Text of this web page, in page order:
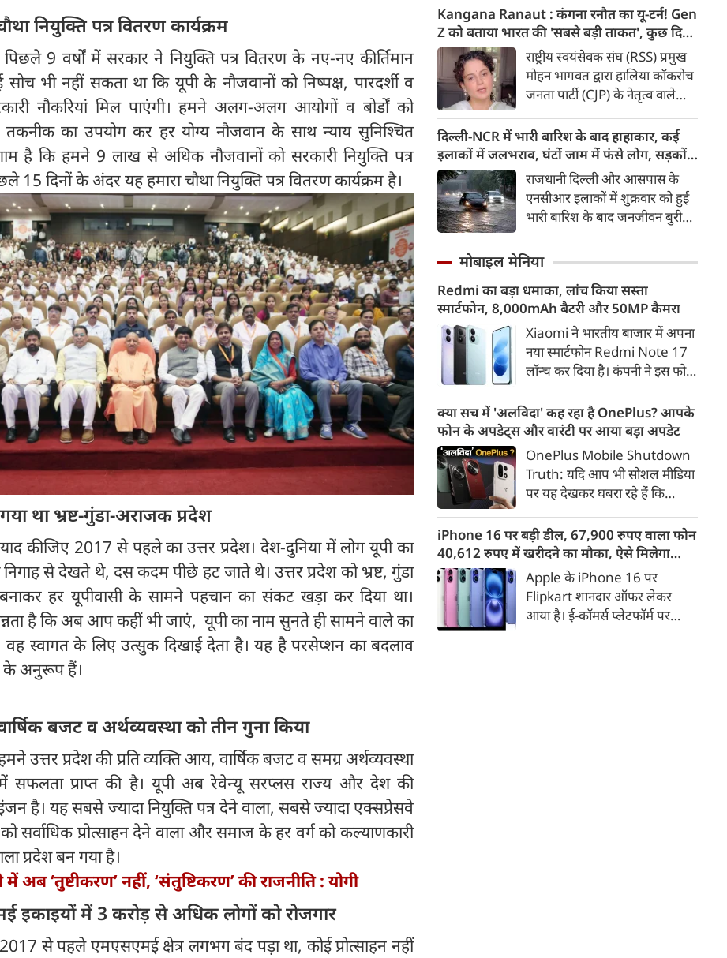
नियुक्ति पत्र वितरण कार्यक्रम
9 वर्षों में सरकार ने नियुक्ति पत्र वितरण के नए-नए कीर्तिमान
सोच भी नहीं सकता था कि यूपी के नौजवानों को निष्पक्ष, पारदर्शी व
नौकरियां मिल पाएंगी। हमने अलग-अलग आयोगों व बोर्डों को
का उपयोग कर हर योग्य नौजवान के साथ न्याय सुनिश्चित
है कि हमने 9 लाख से अधिक नौजवानों को सरकारी नियुक्ति पत्र
15 दिनों के अंदर यह हमारा चौथा नियुक्ति पत्र वितरण कार्यक्रम है।
था भ्रष्ट-गुंडा-अराजक प्रदेश
कीजिए 2017 से पहले का उत्तर प्रदेश। देश-दुनिया में लोग यूपी का
से देखते थे, दस कदम पीछे हट जाते थे। उत्तर प्रदेश को भ्रष्ट, गुंडा
हर यूपीवासी के सामने पहचान का संकट खड़ा कर दिया था।
है कि अब आप कहीं भी जाएं, यूपी का नाम सुनते ही सामने वाले का
स्वागत के लिए उत्सुक दिखाई देता है। यह है परसेप्शन का बदलाव
के अनुरूप हैं।
बजट व अर्थव्यवस्था को तीन गुना किया
उत्तर प्रदेश की प्रति व्यक्ति आय, वार्षिक बजट व समग्र अर्थव्यवस्था
सफलता प्राप्त की है। यूपी अब रेवेन्यू सरप्लस राज्य और देश की
इंजन है। यह सबसे ज्यादा नियुक्ति पत्र देने वाला, सबसे ज्यादा एक्सप्रेसवे
सर्वाधिक प्रोत्साहन देने वाला और समाज के हर वर्ग को कल्याणकारी
प्रदेश बन गया है।
में अब ‘तुष्टीकरण’ नहीं, ‘संतुष्टिकरण’ की राजनीति : योगी
इकाइयों में 3 करोड़ से अधिक लोगों को रोजगार
से पहले एमएसएमई क्षेत्र लगभग बंद पड़ा था, कोई प्रोत्साहन नहीं
है। लाखों शिवभक्तों के बीच रंग-
बिरंगी और आकर्षक कांवड़ें हर किसी
का ध्यान बरबस अपनी ओर खींच रही
हैं। लेकिन ऐसे में जब शिव चौक से
एक गुजरी कांवड़ ने लोगों के दिलों को
गहराई तक छू लिया। यह केवल
कांवड़ नहीं थी, बल्कि देश की
आजादी के अमर सेनानियों को
समर्पित एक चलती-फिरती श्रद्धांजलि
थी।
Kangana Ranaut : कंगना रनौत का यू-टर्न! Gen
Z को बताया भारत की 'सबसे बड़ी ताकत', कुछ दिन
पहले प्रदर्शनकारियों को कहा था 'जेनरेशन गटर'
राष्ट्रीय स्वयंसेवक संघ (RSS) प्रमुख
मोहन भागवत द्वारा हालिया कॉकरोच
जनता पार्टी (CJP) के नेतृत्व वाले
समर्थन दिए जाने के एक दिन बाद
बीजेपी सांसद और अभिनेत्री कंगना
रनौत ने अपने पहले के बयान पर
सफाई दी। उन्होंने अब Gen Z को
भारत की ‘सबसे बड़ी ताकत’ बताया
है। कंगना ने कहा कि कुछ लोगों के
गलत ठहराना उचित नहीं है। उन्होंने
कहा कि Gen Z सरकार का हिस्सा है
और इसी पीढ़ी के जनादेश की वजह
से मौजूदा सरकार लंबे समय से सत्ता
में है।
दिल्ली-NCR में भारी बारिश के बाद हाहाकार, कई
इलाकों में जलभराव, घंटों जाम में फंसे लोग, सड़कों
पर भरा कमर तक पानीराजधानी दिल्ली और आसपास के
एनसीआर इलाकों में शुक्रवार को हुई
भारी बारिश के बाद जनजीवन बुरी
और गाजियाबाद के कई इलाकों में
जिसके चलते कई प्रमुख मार्गों पर
लंबा ट्रैफिक जाम लग गया। भारी
बारिश के कारण लोगों को अपने
गंतव्य तक पहुंचने में काफी परेशानी
का सामना करना पड़ा।
मोबाइल मेनिया
Redmi का बड़ा धमाका, लांच किया सस्ता
स्मार्टफोन, 8,000mAh बैटरी और 50MP कैमरा
Xiaomi ने भारतीय बाजार में अपना
नया स्मार्टफोन Redmi Note 17
लॉन्च कर दिया है। कंपनी ने इस फोन
डिस्प्ले, 8,000mAh की बड़ी बैटरी
और Qualcomm Snapdragon
चिपसेट के साथ पेश किया है। फोन में
50MP का मेन कैमरा दिया गया है।
इसके अलावा Redmi Note 17 में
Corning Gorilla Glass 7i
प्रोटेक्शन, IP65 रेटिंग और मजबूत
चेसिस जैसे फीचर्स मिलते हैं।
क्या सच में 'अलविदा' कह रहा है OnePlus? आपके
फोन के अपडेट्स और वारंटी पर आया बड़ा अपडेट
OnePlus Mobile Shutdown
Truth: यदि आप भी सोशल मीडिया
पर यह देखकर घबरा रहे हैं कि
तो थोड़ा ठहरिए! टेक वर्ल्ड में किसी
समय 'फ्लैगशिप किलर' के नाम से
मशहूर इस ब्रांड को लेकर इंटरनेट पर
लगातार कयासबाजी का दौर जारी है।
iPhone 16 पर बड़ी डील, 67,900 रुपए वाला फोन
40,612 रुपए में खरीदने का मौका, ऐसे मिलेगा
डिस्काउंट
Apple के iPhone 16 पर
Flipkart शानदार ऑफर लेकर
आया है। ई-कॉमर्स प्लेटफॉर्म पर